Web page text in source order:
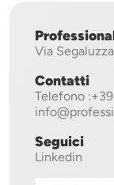
Via
Contatti
Telefono
Seguici
Linkedin